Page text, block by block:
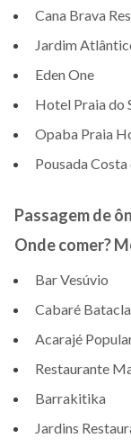
Cana Brava
Jardim
Eden One
Hotel Praia do
Opaba Praia
Pousada Costa
Passagem de
Onde comer?
Bar Vesúvio
Cabaré
Acarajé
Restaurante
Barrakitika
Jardins